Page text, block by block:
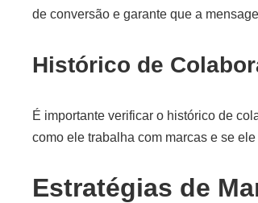
de conversão e garante que a
Histórico de
É importante verificar o histórico de
como ele trabalha com marcas e se
Estratégias de